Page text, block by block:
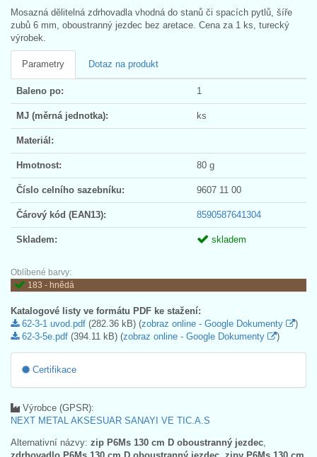
Mosazná dělitelná zdrhovadla vhodná do stanů či spacích pytlů, šíře
zubů 6 mm, oboustranný jezdec bez aretace. Cena za 1 ks, turecký
výrobek.
Parametry Dotaz na produkt
Baleno po: 1
MJ (měrná jednotka): ks
Materiál:
Hmotnost: 80 g
Číslo celního sazebníku: 9607 11 00
Čárový kód (EAN13): 8590587641304
Skladem: skladem
Oblíbené barvy:
183 - hnědá
Katalogové listy ve formátu PDF ke stažení:
62-3-1 uvod.pdf (282.36 kB) (zobraz online - Google Dokumenty
)
62-3-5e.pdf (394.11 kB) (zobraz online - Google Dokumenty )
Certifikace
Výrobce (GPSR):
NEXT METAL AKSESUAR SANAYI VE TIC.A.S
Alternativní názvy: zip P6Ms 130 cm D oboustranný jezdec
zdrhovadlo P6Ms 130 cm D oboustranný jezdec zipy P6Ms 130 cm